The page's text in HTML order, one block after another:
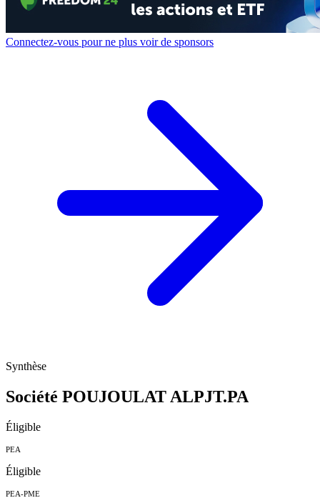
Connectez-vous pour ne plus voir de sponsors
Synthèse
Société POUJOULAT ALPJT.PA
Éligible
PEA
Éligible
PEA-PME